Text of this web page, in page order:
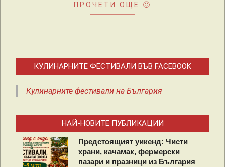
ПРОЧЕТИ ОЩЕ 🙂
КУЛИНАРНИТЕ ФЕСТИВАЛИ ВЪВ FACEBOOK
Кулинарните фестивали на България
НАЙ-НОВИТЕ ПУБЛИКАЦИИ
Предстоящият уикенд: Чисти
храни, качамак, фермерски
пазари и празници из България